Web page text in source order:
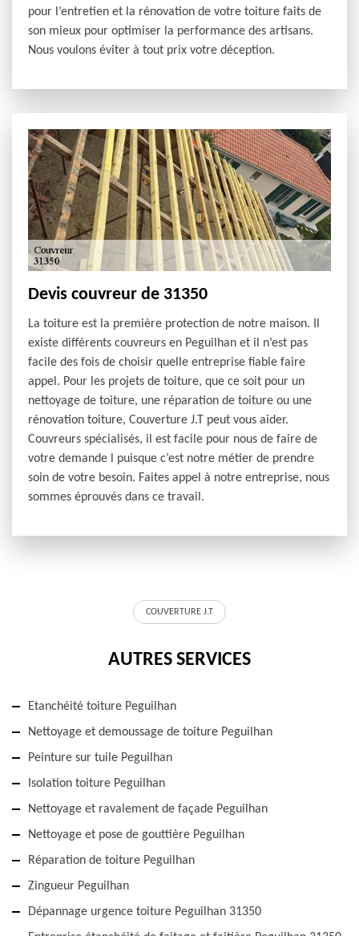
pour l’entretien et la rénovation de votre toiture faits de
son mieux pour optimiser la performance des artisans.
Nous voulons éviter à tout prix votre déception.
Devis couvreur de 31350
La toiture est la première protection de notre maison. Il
existe différents couvreurs en Peguilhan et il n’est pas
facile des fois de choisir quelle entreprise fiable faire
appel. Pour les projets de toiture, que ce soit pour un
nettoyage de toiture, une réparation de toiture ou une
rénovation toiture, Couverture J.T peut vous aider.
Couvreurs spécialisés, il est facile pour nous de faire de
votre demande l puisque c’est notre métier de prendre
soin de votre besoin. Faites appel à notre entreprise, nous
sommes éprouvés dans ce travail.
COUVERTURE J.T
AUTRES SERVICES
Etanchéité toiture Peguilhan
Nettoyage et demoussage de toiture Peguilhan
Peinture sur tuile Peguilhan
Isolation toiture Peguilhan
Nettoyage et ravalement de façade Peguilhan
Nettoyage et pose de gouttière Peguilhan
Réparation de toiture Peguilhan
Zingueur Peguilhan
Dépannage urgence toiture Peguilhan 31350